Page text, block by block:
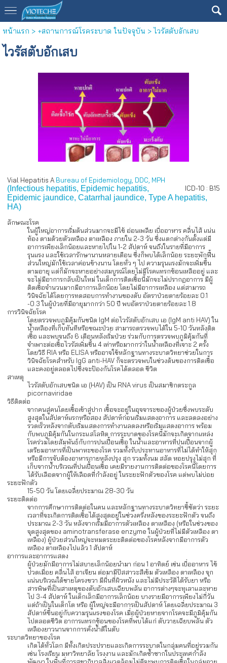
หน้าแรก > +สถานการณ์โรคระบาด ในปัจจุบัน > ไวรัสตับอักเสบ
ไวรัสตับอักเสบ
Vial Hepatitis A Bureau of Epidemiology, DDC, MPH
ICD-10 : B15
(Infectious hepatitis, Epidemic hepatitis,
Epidemic jaundice, Catarrhal jaundice, Type A hepatitis,
HA)
ลักษณะโรค
ในผู้ใหญ่อาการเริ่มต้นส่วนมากจะมีไข้ อ่อนเพลีย เบื่ออาหาร คลื่นไส้ แน่น
ท้อง ตามด้วยตัวเหลือง ตาเหลือง ภายใน 2-3 วัน ซึ่งแตกต่างกันตั้งแต่มี
อาการเพียงเล็กน้อยและหายไปใน 1-2 สัปดาห์ จนถึงในรายที่มีอาการ
รุนแรง และใช้เวลารักษานานหลายเดือน ซึ่งก็พบได้เล็กน้อย ระยะพักฟื้น
ส่วนใหญ่มักใช้เวลาค่อนข้างนาน โดยทั่ว ๆ ไป ความรุนแรงมักจะเพิ่มขึ้น
ตามอายุ แต่ก็มักจะหายอย่างสมบูรณ์โดยไม่มีโรคแทรกซ้อนเหลืออยู่ และ
จะไม่มีอาการกลับเป็นใหม่ ในเด็กการติดเชื้อนี้มักจะไม่ปรากฏอาการ มีผู้
ติดเชื้อจำนวนมากมีอาการเล็กน้อย โดยไม่มีอาการเหลือง แต่สามารถ
วินิจฉัยได้โดยการทดสอบการทำงานของตับ อัตราป่วยตายร้อยละ 0.1
-0.3 ในผู้ป่วยที่มีอายุมากกว่า 50 ปี พบอัตราป่วยตายร้อยละ 1.8
การวินิจฉัยโรค
โดยตรวจพบภูมิคุ้มกันชนิด IgM ต่อไวรัสตับอักเสบ เอ (IgM anti HAV) ใน
น้ำเหลืองที่เก็บทันทีหรือขณะป่วย สามารถตรวจพบได้ใน 5-10 วันหลังติด
เชื้อ และพบจนถึง 6 เดือนหลังเริ่มป่วย ร่วมกับการตรวจพบภูมิคุ้มกันที่
จำเพาะต่อเชื้อไวรัสเพิ่มขึ้น 4 เท่าหรือมากกว่าในน้ำเหลืองที่เจาะ 2 ครั้ง
โดยวิธี RIA หรือ ELISA หรืออาจใช้หลักฐานทางระบาดวิทยาช่วยในการ
วินิจฉัยโรคสำหรับ IgG anti-HAV ก็จะตรวจพบในช่วงต้นของการติดเชื้อ
และคงอยู่ตลอดไปซึ่งจะป้องกันโรคได้ตลอด ชีวิต
สาเหตุ
ไวรัสตับอักเสบชนิด เอ (HAV) เป็น RNA virus เป็นสมาชิกตระกูล
picornaviridae
วิธีติดต่อ
จากคนสู่คนโดยเชื้อเข้าสู่ปาก เชื้อจะอยู่ในอุจจาระของผู้ป่วยซึ่งพบระดับ
สูงสุดในสัปดาห์แรกหรือสอง สัปดาห์ก่อนเริ่มแสดงอาการ และลดลงอย่าง
รวดเร็วหลังจากตับเริ่มแสดงการทำงานลดลงหรือเริ่มแสดงอาการ พร้อม
กับพบภูมิคุ้มกันในกระแสโลหิต การระบาดของโรคนี้มักจะเกิดจากแหล่ง
โรคร่วมโดยสัมพันธ์กับการปนเปื้อนเชื้อ ในน้ำและอาหารที่ปนเปื้อนจากผู้
เตรียมอาหารที่เป็นพาหะของโรค รวมทั้งรับประทานอาหารที่ไม่ได้ทำให้สุก
หรือมีการจับต้องอาหารภายหลังปรุง สุก รวมทั้งนม สลัด หอยปรุงไม่สุก ที่
เก็บจากน้ำบริเวณที่ปนเปื้อนเชื้อ เคยมีรายงานการติดต่อของโรคนี้โดยการ
ได้รับเลือดจากผู้ให้เลือดที่กำลังอยู่ ในระยะฟักตัวของโรค แต่พบไม่บ่อย
ระยะฟักตัว
15-50 วัน โดยเฉลี่ยประมาณ 28-30 วัน
ระยะติดต่อ
จากการศึกษาการติดต่อในคน และหลักฐานทางระบาดวิทยาชี้ชัดว่า ระยะ
เวลาที่จะเกิดการติดเชื้อได้สูงสุดอยู่ในช่วงครึ่งหลังของระยะฟักตัว จนถึง
ประมาณ 2-3 วัน หลังจากเริ่มมีอาการตัวเหลือง ตาเหลือง (หรือในช่วงของ
จุดสูงสุดของ aminotransferase enzyme ในผู้ป่วยที่ไม่มีตัวเหลือง ตา
เหลือง) ผู้ป่วยส่วนใหญ่จะหมดระยะติดต่อของโรคหลังจากมีอาการตัว
เหลือง ตาเหลืองไปแล้ว 1 สัปดาห์
อาการและอาการแสดง
ผู้ป่วยมักมีอาการไม่สบายเล็กน้อยนำมา ก่อน 1 อาทิตย์ เช่น เบื่ออาหาร ไข้
ปวดเมื่อย คลื่นไส้ อาเจียน ต่อมามีปัสสาวะสีเข้ม ตัวเหลือง ตาเหลือง จุก
แน่นบริเวณใต้ชายโครงขวา มีผื่นที่ผิวหนัง และไม่มีประวัติได้รับยา หรือ
สารพิษที่เป็นสาเหตุของตับอักเสบเฉียบพลัน อาการต่างๆจะทุเลาและหาย
ไป 3-4 สัปดาห์ ในเด็กเล็กมีอาการเล็กน้อย บางรายมีอาการเพียงไม่กี่วัน
แต่ถ้าเป็นในเด็กโต หรือ ผู้ใหญ่จะมีอาการเป็นสัปดาห์ โดยเฉลี่ยประมาณ 3
สัปดาห์ขึ้นอยู่กับความรุนแรงของโรค เมื่อผู้ป่วยหายจากโรคจะมีภูมิคุ้มกัน
ไปตลอดชีวิต อาการแทรกซ้อนของโรคที่พบได้แก่ ตับวายเฉียบพลัน ตัว
เหลืองยาวนานจากการคั่งน้ำดีในตับ
ระบาดวิทยาของโรค
เกิดได้ทั่วโลก มีทั้งเกิดประปรายและเกิดการระบาดในกลุ่มคนที่อยู่รวมกัน
เช่น โรงเรียน มหาวิทยาลัย โรงงาน และมักเกิดซ้ำซากในประเทศกำลัง
พัฒนา ในพื้นที่การสุขาภิบาลสิ่งแวดล้อมไม่ดีจะพบการติดเชื้อในกลุ่มอายุ